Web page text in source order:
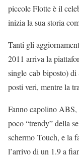
piccole Flotte è il
inizia la sua storia
Tanti gli
2011 arriva la
single cab biposto)
posti veri, mentre la
Fanno capolino
poco “trendy” della
schermo Touch, e la
l’arrivo di un 1.9 a